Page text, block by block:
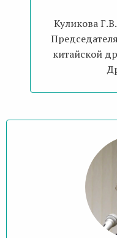
Куликова
китайской